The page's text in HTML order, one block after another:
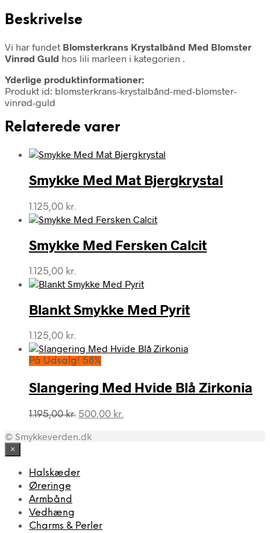
Beskrivelse
Vi har fundet Blomsterkrans Krystalbånd Med Blomster
Vinrød Guld hos lili marleen i kategorien .
Yderlige produktinformationer:
Produkt id: blomsterkrans-krystalbånd-med-blomster-
vinrød-guld
Relaterede varer
Smykke Med Mat Bjergkrystal
1.125,00 kr.
Smykke Med Fersken Calcit
1.125,00 kr.
Blankt Smykke Med Pyrit
1.125,00 kr.
På Udsalg! 58%
Slangering Med Hvide Blå Zirkonia
1.195,00kr. Den
pris
500,00 kr.
© Smykkeverden.dk
×
Halskæder
Øreringe
Armbånd
Vedhæng
Charms & Perler